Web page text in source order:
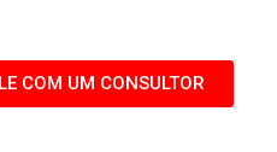
COM UM CONSULTOR